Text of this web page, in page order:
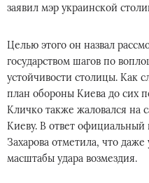
заявил мэр украинской
Целью этого он назвал
государством шагов по
устойчивости столицы. Как
план обороны Киева до сих
Кличко также жаловался на
Киеву. В ответ
Захарова отметила, что
масштабы удара возмездия.